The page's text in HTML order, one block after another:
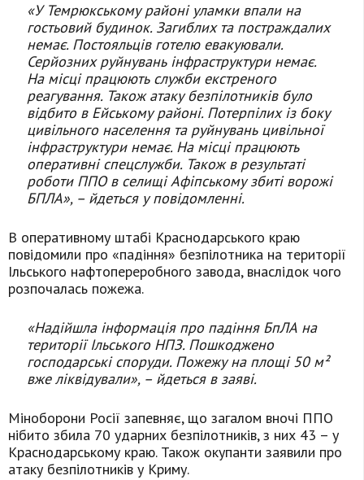
«У Темрюкському районі уламки впали на
гостьовий будинок. Загиблих та постраждалих
немає. Постояльців готелю евакуювали.
Серйозних руйнувань інфраструктури немає.
На місці працюють служби екстреного
реагування. Також атаку безпілотників було
відбито в Ейському районі. Потерпілих із боку
цивільного населення та руйнувань цивільної
інфраструктури немає. На місці працюють
оперативні спецслужби. Також в результаті
роботи ППО в селищі Афіпському збиті ворожі
БПЛА», – йдеться у повідомленні.
В оперативному штабі Краснодарського краю
повідомили про «падіння» безпілотника на території
Ільського нафтопереробного завода, внаслідок чого
розпочалась пожежа.
«Надійшла інформація про падіння БпЛА на
території Ільського НПЗ. Пошкоджено
господарські споруди. Пожежу на площі 50 м²
вже ліквідували», – йдеться в заяві.
Міноборони Росії запевняє, що загалом вночі ППО
нібито збила 70 ударних безпілотників, з них 43 – у
Краснодарському краю. Також окупанти заявили про
атаку безпілотників у Криму.